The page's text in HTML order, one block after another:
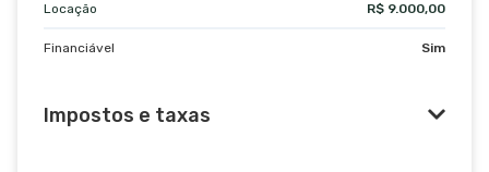
Locação R$ 9.000,00
Financiável Sim
Impostos e taxas